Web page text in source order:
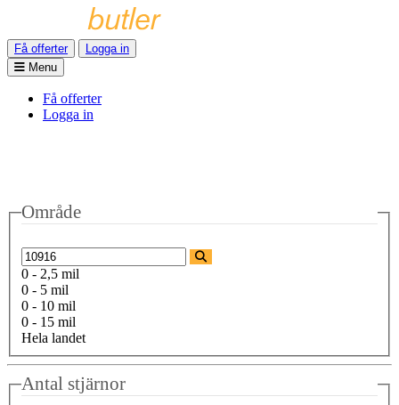
Få offerter
Logga in
Menu
Få offerter
Logga in
Område
0 - 2,5 mil
0 - 5 mil
0 - 10 mil
0 - 15 mil
Hela landet
Antal stjärnor